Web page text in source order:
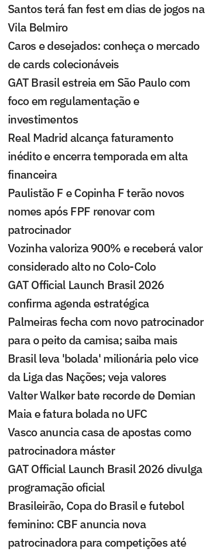
Santos terá fan fest em dias de jogos na
Vila Belmiro
Caros e desejados: conheça o mercado
de cards colecionáveis
GAT Brasil estreia em São Paulo com
foco em regulamentação e
investimentos
Real Madrid alcança faturamento
inédito e encerra temporada em alta
financeira
Paulistão F e Copinha F terão novos
nomes após FPF renovar com
patrocinador
Vozinha valoriza 900% e receberá valor
considerado alto no Colo-Colo
GAT Official Launch Brasil 2026
confirma agenda estratégica
Palmeiras fecha com novo patrocinador
para o peito da camisa; saiba mais
Brasil leva 'bolada' milionária pelo vice
da Liga das Nações; veja valores
Valter Walker bate recorde de Demian
Maia e fatura bolada no UFC
Vasco anuncia casa de apostas como
patrocinadora máster
GAT Official Launch Brasil 2026 divulga
programação oficial
Brasileirão, Copa do Brasil e futebol
feminino: CBF anuncia nova
patrocinadora para competições até